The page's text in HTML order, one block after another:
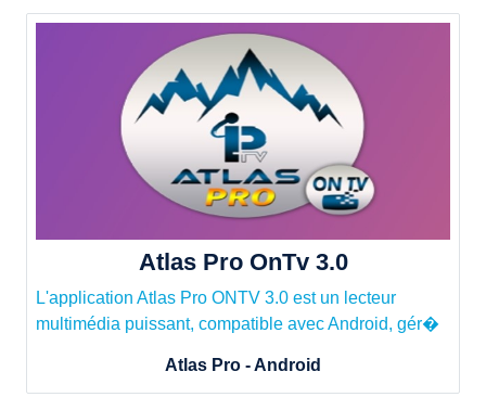
Atlas Pro OnTv 3.0
L'application Atlas Pro ONTV 3.0 est un lecteur
multimédia puissant, compatible avec Android, gér�
Atlas Pro - Android